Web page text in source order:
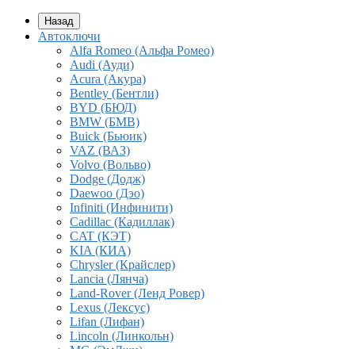
Назад
Автоключи
Alfa Romeo (Альфа Ромео)
Audi (Ауди)
Acura (Акура)
Bentley (Бентли)
BYD (БЮД)
BMW (БМВ)
Buick (Бьюик)
VAZ (ВАЗ)
Volvo (Вольво)
Dodge (Додж)
Daewoo (Дэо)
Infiniti (Инфинити)
Cadillac (Кадиллак)
CAT (КЭТ)
KIA (КИА)
Chrysler (Крайслер)
Lancia (Лянча)
Land-Rover (Ленд Ровер)
Lexus (Лексус)
Lifan (Лифан)
Lincoln (Линкольн)